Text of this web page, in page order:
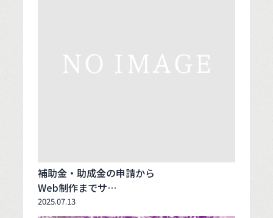
補助金・助成金の申請から
Web制作までサ…
2025.07.13